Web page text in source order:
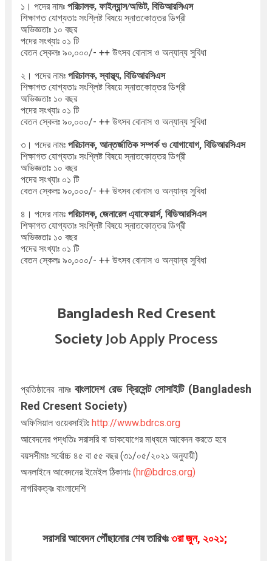
১। পদের নামঃপরিচালক, ফাইন্যান্স/অডিট, বিডিআরসিএস
শিক্ষাগত যোগ্যতাঃ সংশ্লিষ্ট বিষয়ে স্নাতকোত্তর ডিগ্রী
অভিজ্ঞতাঃ ১০ বছর
পদের সংখ্যাঃ ০১ টি
বেতন স্কেলঃ ৯০,০০০/- ++ উৎসব বোনাস ও অন্যান্য সুবিধা
২। পদের নামঃ পরিচালক, স্বাস্থ্য, বিডিআরসিএস
শিক্ষাগত যোগ্যতাঃ সংশ্লিষ্ট বিষয়ে স্নাতকোত্তর ডিগ্রী
অভিজ্ঞতাঃ ১০ বছর
পদের সংখ্যাঃ ০১ টি
বেতন স্কেলঃ ৯০,০০০/- ++ উৎসব বোনাস ও অন্যান্য সুবিধা
৩। পদের নামঃ পরিচালক, আন্তর্জাতিক সম্পর্ক ও যোগাযোগ, বিডিআরসিএস
শিক্ষাগত যোগ্যতাঃ সংশ্লিষ্ট বিষয়ে স্নাতকোত্তর ডিগ্রী
অভিজ্ঞতাঃ ১০ বছর
পদের সংখ্যাঃ ০১ টি
বেতন স্কেলঃ ৯০,০০০/- ++ উৎসব বোনাস ও অন্যান্য সুবিধা
৪। পদের নামঃ পরিচালক, জেনারেল এ্যাফেয়ার্স, বিডিআরসিএস
শিক্ষাগত যোগ্যতাঃ সংশ্লিষ্ট বিষয়ে স্নাতকোত্তর ডিগ্রী
অভিজ্ঞতাঃ ১০ বছর
পদের সংখ্যাঃ ০১ টি
বেতন স্কেলঃ ৯০,০০০/- ++ উৎসব বোনাস ও অন্যান্য সুবিধা
Bangladesh Red Cresent
SocietyJob Apply Process
প্রতিষ্ঠানের নামঃ বাংলাদেশ রেড ক্রিসেন্ট সোসাইটি (Bangladesh
Red Cresent Society)
অফিসিয়াল ওয়েবসাইটঃ http://www.bdrcs.org
আবেদনের পদ্ধতিঃ সরাসরি বা ডাকযোগের মাধ্যমেআবেদন করতে হবে
বয়সসীমাঃ সর্বোচ্চ ৪৫ বা ৫৫ বছর (৩১/০৫/২০২১ অনুযায়ী)
অনলাইনে আবেদনের ইমেইল ঠিকানাঃ (hr@bdrcs.org)
নাগরিকত্বঃ বাংলাদেশি
সরাসরি আবেদন পৌঁছানোর শেষ তারিখঃ৩রা জুন, ২০২১;